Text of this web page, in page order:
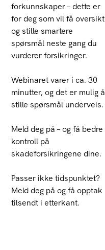
forkunnskaper – dette er
for deg som vil få oversikt
og stille smartere
spørsmål neste gang du
vurderer forsikringer.
Webinaret varer i ca. 30
minutter, og det er mulig å
stille spørsmål underveis.
Meld deg på – og få bedre
kontroll på
skadeforsikringene dine.
Passer ikke tidspunktet?
Meld deg på og få opptak
tilsendt i etterkant.